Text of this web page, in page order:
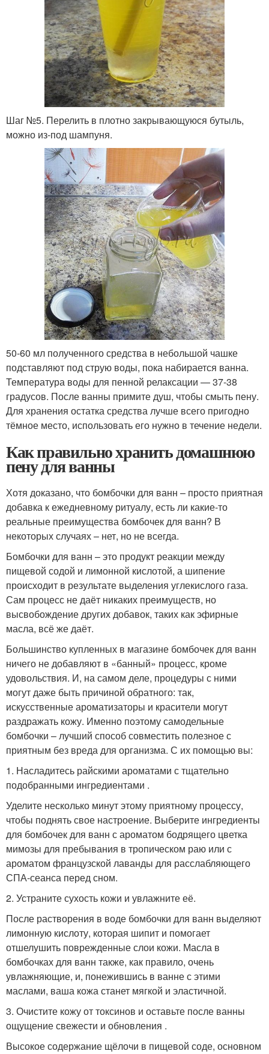
Шаг №5. Перелить в плотно закрывающуюся бутыль,
можно из-под шампуня.
50-60 мл полученного средства в небольшой чашке
подставляют под струю воды, пока набирается ванна.
Температура воды для пенной релаксации — 37-38
градусов. После ванны примите душ, чтобы смыть пену.
Для хранения остатка средства лучше всего пригодно
тёмное место, использовать его нужно в течение недели.
Как правильно хранить домашнюю
пену для ванны
Хотя доказано, что бомбочки для ванн – просто приятная
добавка к ежедневному ритуалу, есть ли какие-то
реальные преимущества бомбочек для ванн? В
некоторых случаях – нет, но не всегда.
Бомбочки для ванн – это продукт реакции между
пищевой содой и лимонной кислотой, а шипение
происходит в результате выделения углекислого газа.
Сам процесс не даёт никаких преимуществ, но
высвобождение других добавок, таких как эфирные
масла, всё же даёт.
Большинство купленных в магазине бомбочек для ванн
ничего не добавляют в «банный» процесс, кроме
удовольствия. И, на самом деле, процедуры с ними
могут даже быть причиной обратного: так,
искусственные ароматизаторы и красители могут
раздражать кожу. Именно поэтому самодельные
бомбочки – лучший способ совместить полезное с
приятным без вреда для организма. С их помощью вы:
1. Насладитесь райскими ароматами с тщательно
подобранными ингредиентами .
Уделите несколько минут этому приятному процессу,
чтобы поднять свое настроение. Выберите ингредиенты
для бомбочек для ванн с ароматом бодрящего цветка
мимозы для пребывания в тропическом раю или с
ароматом французской лаванды для расслабляющего
СПА-сеанса перед сном.
2. Устраните сухость кожи и увлажните её.
После растворения в воде бомбочки для ванн выделяют
лимонную кислоту, которая шипит и помогает
отшелушить поврежденные слои кожи. Масла в
бомбочках для ванн также, как правило, очень
увлажняющие, и, понежившись в ванне с этими
маслами, ваша кожа станет мягкой и эластичной.
3. Очистите кожу от токсинов и оставьте после ванны
ощущение свежести и обновления .
Высокое содержание щёлочи в пищевой соде, основном